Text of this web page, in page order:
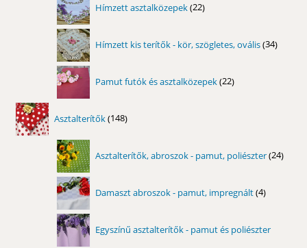
Hímzett asztalközepek 22
termék
Hímzett kis terítők - kör, szögletes, ovális 34
termék
Pamut futók és asztalközepek 22
termék
Asztalterítők 148
termék
Asztalterítők, abroszok - pamut, poliészter 24
Damaszt abroszok - pamut, impregnált 4
termék
Egyszínű asztalterítők - pamut és poliészter